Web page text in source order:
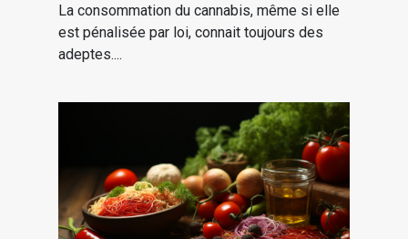
La consommation du cannabis, même si elle
est pénalisée par loi, connait toujours des
adeptes....